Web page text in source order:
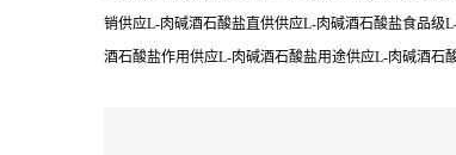
销供应L-肉碱酒石酸盐直供供应L-肉碱酒石酸盐食品级
酒石酸盐作用供应L-肉碱酒石酸盐用途供应L-肉碱酒石